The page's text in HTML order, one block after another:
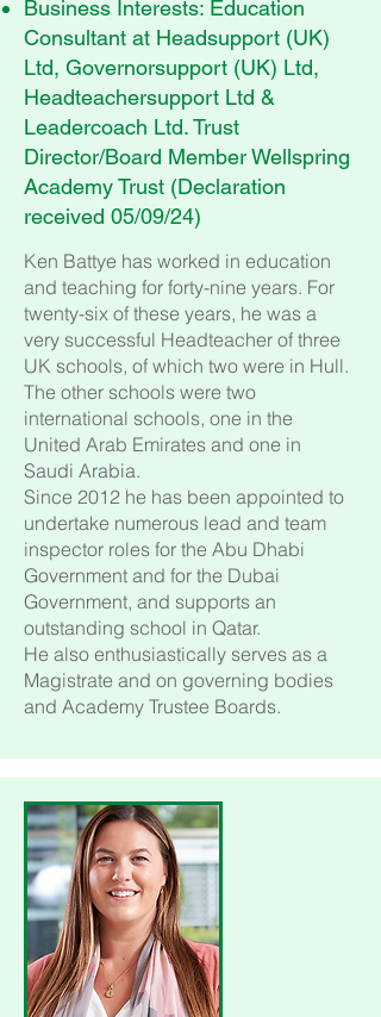
Business Interests: Education
Consultant at Headsupport (UK)
Ltd, Governorsupport (UK) Ltd,
Headteachersupport Ltd &
Leadercoach Ltd. Trust
Director/Board Member Wellspring
Academy Trust (Declaration
received 05/09/24)
Ken Battye has worked in education
and teaching for forty-nine years. For
twenty-six of these years, he was a
very successful Headteacher of three
UK schools, of which two were in Hull.
The other schools were two
international schools, one in the
United Arab Emirates and one in
Saudi Arabia.
Since 2012 he has been appointed to
undertake numerous lead and team
inspector roles for the Abu Dhabi
Government and for the Dubai
Government, and supports an
outstanding school in Qatar.
He also enthusiastically serves as a
Magistrate and on governing bodies
and Academy Trustee Boards.